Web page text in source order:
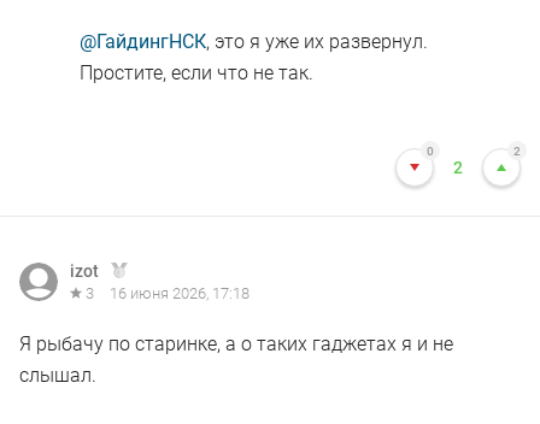
@ГайдингНСК, это я уже их развернул.
Простите, если что не так.
0
2
2
izot
3 16 июня 2026, 17:18
Я рыбачу по старинке, а о таких гаджетах я и не
слышал.